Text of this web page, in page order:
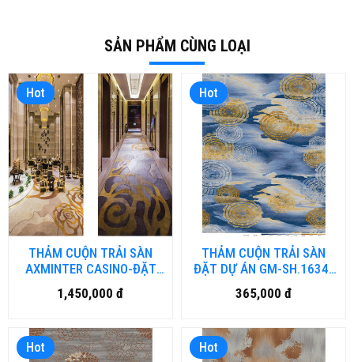
SẢN PHẨM CÙNG LOẠI
Hot
THẢM CUỘN TRẢI SÀN
AXMINTER CASINO-ĐẶT
DỰ ÁN (đặt hàng từ 40-50
ngày)
1,450,000 đ
Hot
THẢM CUỘN TRẢI SÀN
ĐẶT DỰ ÁN GM-SH.1634-
HN (đặt hàng từ 40-50
ngày)
365,000 đ
Hot Hot